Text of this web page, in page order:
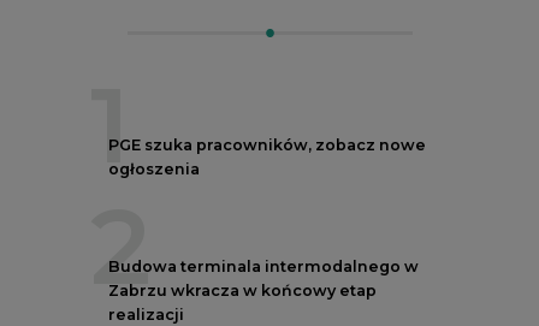
1
PGE szuka pracowników, zobacz nowe
ogłoszenia
2
Budowa terminala intermodalnego w
Zabrzu wkracza w końcowy etap
realizacji